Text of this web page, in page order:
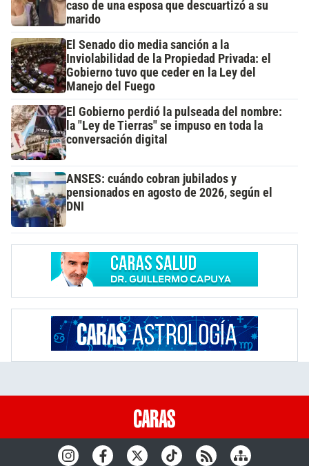
caso de una esposa que descuartizó a su
marido
El Senado dio media sanción a la
Inviolabilidad de la Propiedad Privada: el
Gobierno tuvo que ceder en la Ley del
Manejo del Fuego
El Gobierno perdió la pulseada del nombre:
la "Ley de Tierras" se impuso en toda la
conversación digital
ANSES: cuándo cobran jubilados y
pensionados en agosto de 2026, según el
DNI